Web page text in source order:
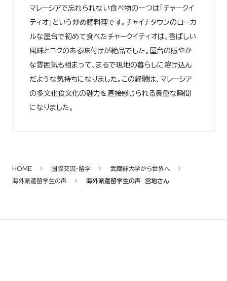
マレーシアで忘れられない食べ物の一つは「チャークイ
ティオ」という炒め麺料理です。チャイナタウンのローカ
ルな屋台で初めて食べたチャークイティオは、香ばしい
風味とコクのある味付けが絶品でした。屋台の賑やか
な雰囲気も相まって、まるで現地の暮らしに溶け込ん
だような気持ちになりました。この経験は、マレーシア
の多文化食文化の魅力を直接感じられる貴重な瞬間
になりました。
HOME 国際交流・留学
武蔵野大学から世界へ
海外派遣留学生の声
海外派遣留学生の声 宮地さん